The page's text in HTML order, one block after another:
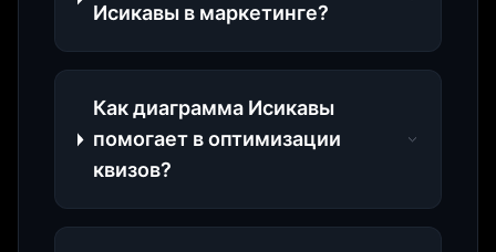
Исикавы в маркетинге?
Как диаграмма Исикавы
помогает в оптимизации
квизов?